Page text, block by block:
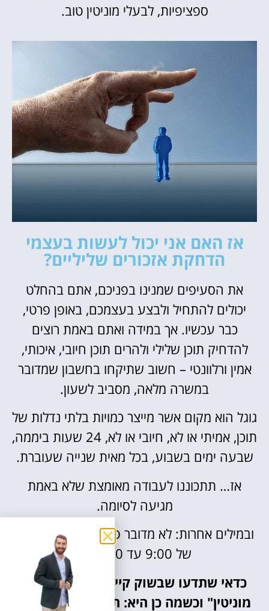
ספציפיות, לבעלי מוניטין טוב.
אז האם אני יכול לעשות בעצמי
הדחקת אזכורים שליליים?
את הסעיפים שמנינו בפניכם, אתם בהחלט
יכולים להתחיל ולבצע בעצמכם, באופן פרטי,
כבר עכשיו. אך במידה ואתם באמת רוצים
להדחיק תוכן שלילי ולהרים תוכן חיובי, איכותי,
אמין ורלוונטי – חשוב שתיקחו בחשבון שמדובר
במשרה מלאה, מסביב לשעון.
גוגל הוא מקום אשר מייצר כמויות בלתי נדלות של
תוכן, אמיתי או לא, חיובי או לא, 24 שעות ביממה,
שבעה ימים בשבוע, בכל מאית שנייה שעוברת.
אז… תתכוננו לעבודה מאומצת שלא באמת
מגיעה לסיומה.
ובמילים אחרות: לא מדובר פה בעבודה משרדית
של 9:00 עד 17:00…
כדאי שתדעו שבשוק קיימת "חברת ניהול
מוניטין" וכשמה כן היא: תפקידה הוא לנהל